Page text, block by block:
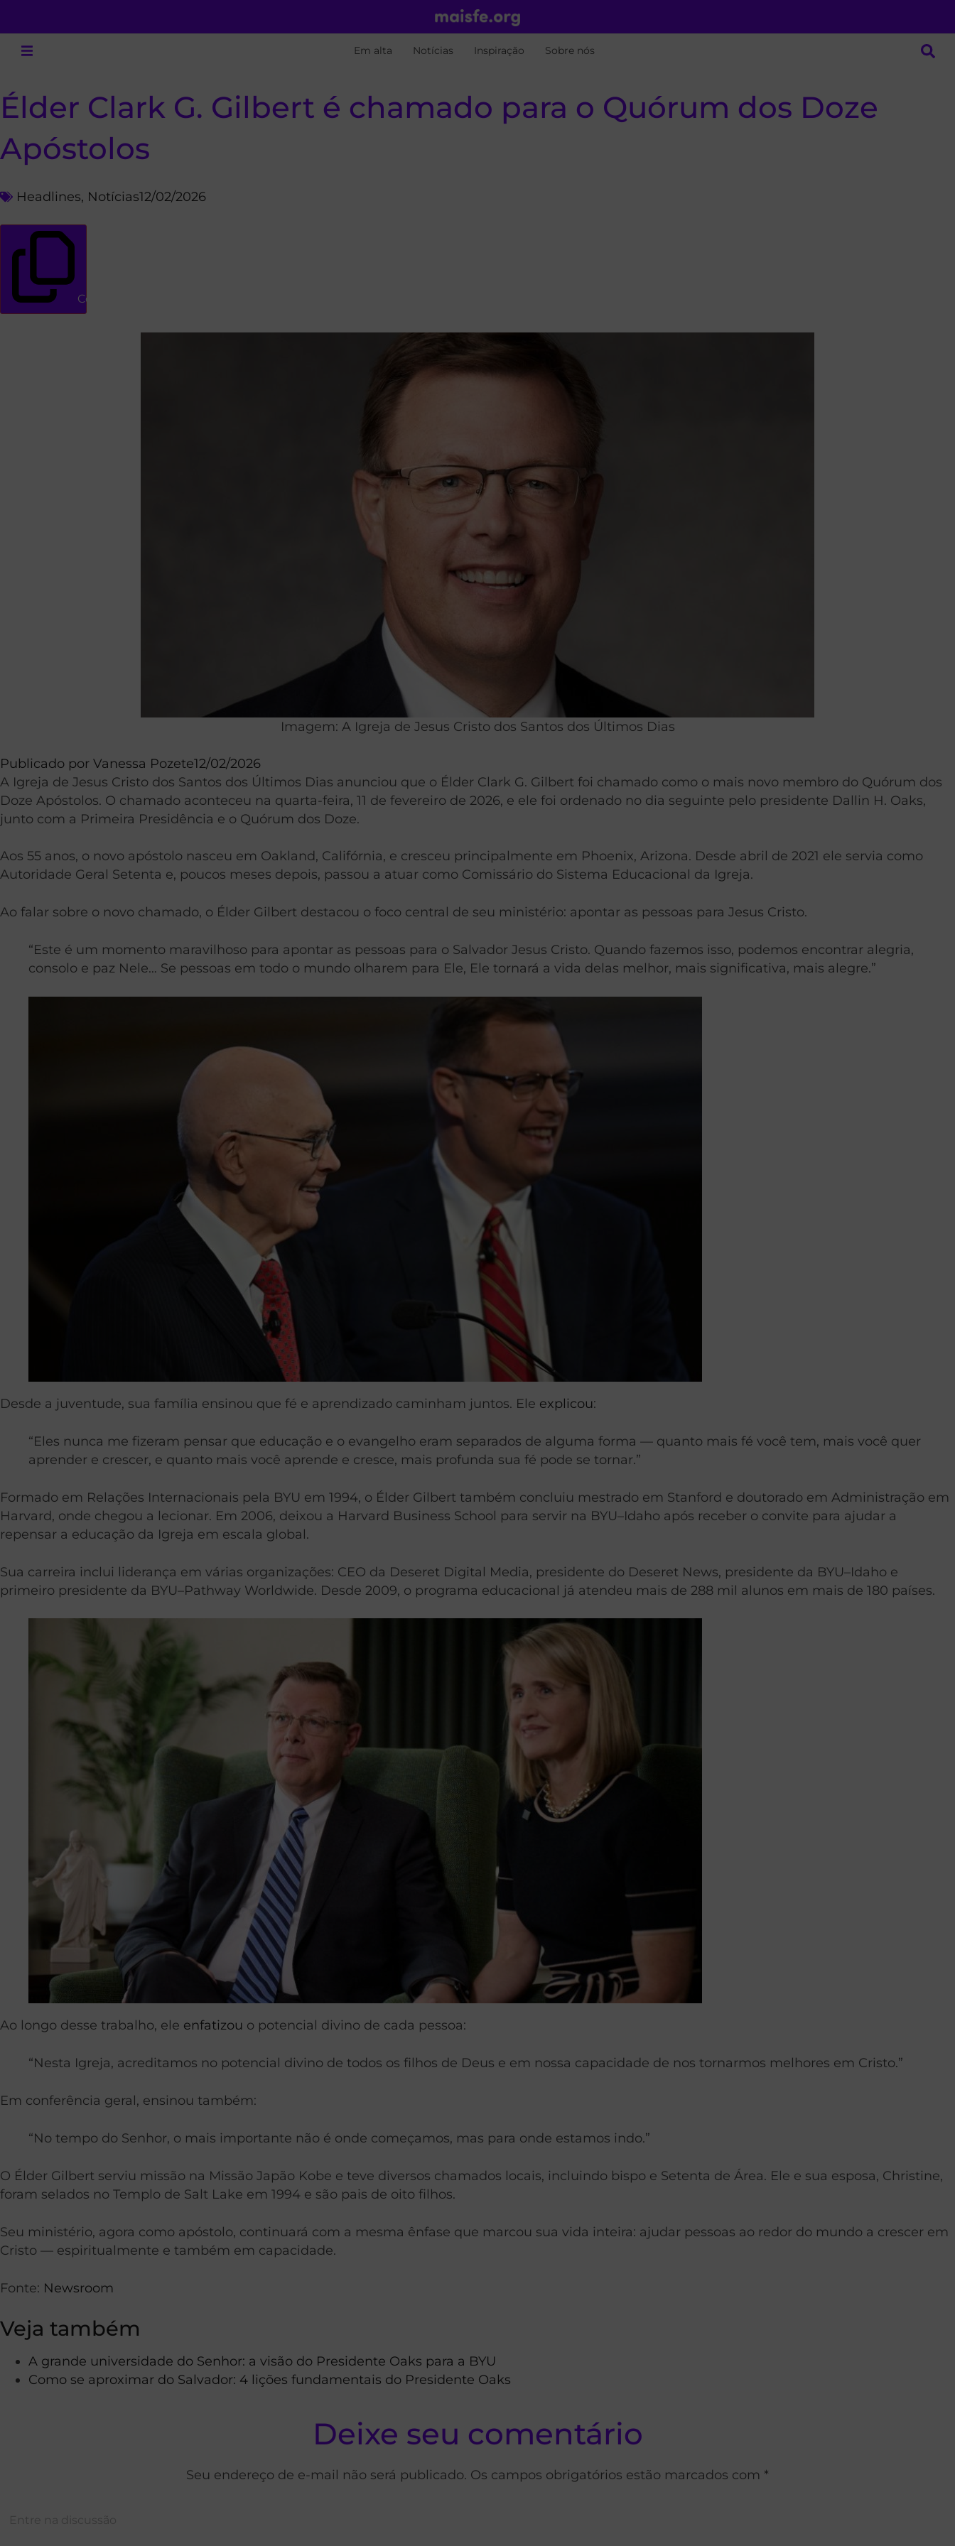
Em alta Notícias Inspiração Sobre nós
Élder Clark G. Gilbert é chamado para o Quórum dos Doze
Apóstolos
Headlines, Notícias12/02/2026
Copiar link
Imagem: A Igreja de Jesus Cristo dos Santos dos Últimos Dias
Publicado por Vanessa Pozete12/02/2026
A Igreja de Jesus Cristo dos Santos dos Últimos Dias anunciou que o Élder Clark G. Gilbert foi chamado como o mais novo membro do Quórum dos
Doze Apóstolos. O chamado aconteceu na quarta-feira, 11 de fevereiro de 2026, e ele foi ordenado no dia seguinte pelo presidente Dallin H. Oaks,
junto com a Primeira Presidência e o Quórum dos Doze.
Aos 55 anos, o novo apóstolo nasceu em Oakland, Califórnia, e cresceu principalmente em Phoenix, Arizona. Desde abril de 2021 ele servia como
Autoridade Geral Setenta e, poucos meses depois, passou a atuar como Comissário do Sistema Educacional da Igreja.
Ao falar sobre o novo chamado, o Élder Gilbert destacou o foco central de seu ministério: apontar as pessoas para Jesus Cristo.
“Este é um momento maravilhoso para apontar as pessoas para o Salvador Jesus Cristo. Quando fazemos isso, podemos encontrar alegria,
consolo e paz Nele… Se pessoas em todo o mundo olharem para Ele, Ele tornará a vida delas melhor, mais significativa, mais alegre.”
Desde a juventude, sua família ensinou que fé e aprendizado caminham juntos. Ele explicou:
“Eles nunca me fizeram pensar que educação e o evangelho eram separados de alguma forma — quanto mais fé você tem, mais você quer
aprender e crescer, e quanto mais você aprende e cresce, mais profunda sua fé pode se tornar.”
Formado em Relações Internacionais pela BYU em 1994, o Élder Gilbert também concluiu mestrado em Stanford e doutorado em Administração em
Harvard, onde chegou a lecionar. Em 2006, deixou a Harvard Business School para servir na BYU–Idaho após receber o convite para ajudar a
repensar a educação da Igreja em escala global.
Sua carreira inclui liderança em várias organizações: CEO da Deseret Digital Media, presidente do Deseret News, presidente da BYU–Idaho e
primeiro presidente da BYU–Pathway Worldwide. Desde 2009, o programa educacional já atendeu mais de 288 mil alunos em mais de 180 países.
Ao longo desse trabalho, ele enfatizou o potencial divino de cada pessoa:
“Nesta Igreja, acreditamos no potencial divino de todos os filhos de Deus e em nossa capacidade de nos tornarmos melhores em Cristo.”
Em conferência geral, ensinou também:
“No tempo do Senhor, o mais importante não é onde começamos, mas para onde estamos indo.”
O Élder Gilbert serviu missão na Missão Japão Kobe e teve diversos chamados locais, incluindo bispo e Setenta de Área. Ele e sua esposa, Christine,
foram selados no Templo de Salt Lake em 1994 e são pais de oito filhos.
Seu ministério, agora como apóstolo, continuará com a mesma ênfase que marcou sua vida inteira: ajudar pessoas ao redor do mundo a crescer em
Cristo — espiritualmente e também em capacidade.
Fonte: Newsroom
Veja também
A grande universidade do Senhor: a visão do Presidente Oaks para a BYU
Como se aproximar do Salvador: 4 lições fundamentais do Presidente Oaks
Deixe seu comentário
Seu endereço de e-mail não será publicado. Os campos obrigatórios estão marcados com *